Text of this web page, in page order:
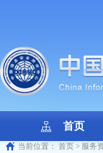
首页
当前位置： 首页 > 服务